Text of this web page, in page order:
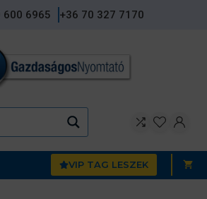
600 6965 +36 70 327 7170
VIP TAG LESZEK